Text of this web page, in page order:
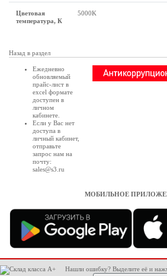
Цветовая
температура, К
5000K
Назад в раздел
Ежедневно
обновляемый
прайс-лист в
excel формате
доступен в
личном
кабинете
Если у Вас нет
доступа в
личный кабинет,
отправьте
запрос нам на
почту:
sales@s3.ru
МОБИЛЬНОЕ
Нашли ошибку? Выделите её и